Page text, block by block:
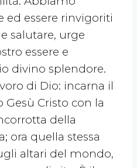
ed essere rinvigoriti
salutare, urge
essere e
divino splendore.
di Dio: incarna il
Cristo con la
della
ora quella stessa
altari del mondo,